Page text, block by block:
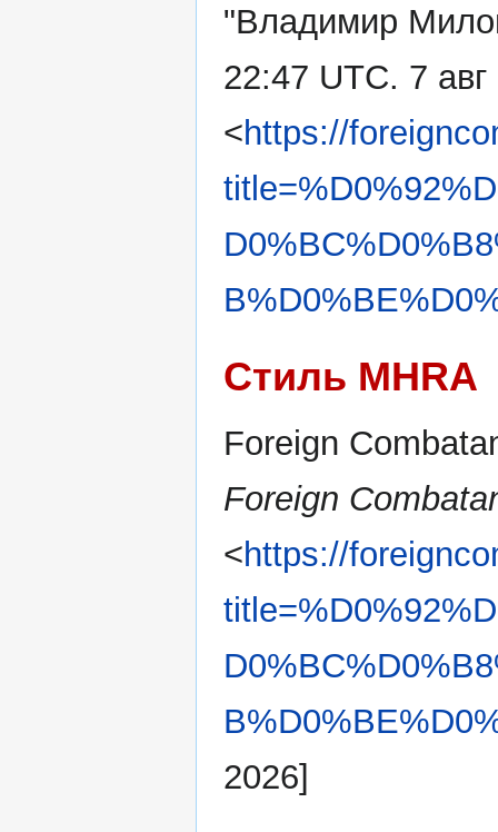
"Владимир
22:47 UTC. 7
<https://
Стиль MHRA
Foreign
Foreign
<https://
2026]